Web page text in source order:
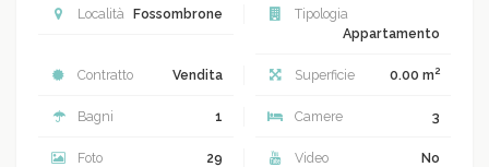
Località Fossombrone
Tipologia
Appartamento
Contratto Vendita Superficie 0.00 m2
Bagni 1 Camere 3
Foto 29 Video No